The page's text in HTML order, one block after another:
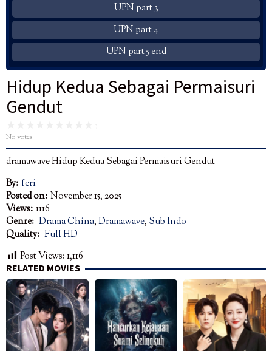
UPN part 3
UPN part 4
UPN part 5 end
Hidup Kedua Sebagai Permaisuri
Gendut
No votes
dramawave Hidup Kedua Sebagai Permaisuri Gendut
By: feri
Posted on: November 15, 2025
Views: 1116
Genre: Drama China,Dramawave, Sub Indo
Quality: Full HD
Post Views:1,116
RELATED MOVIES